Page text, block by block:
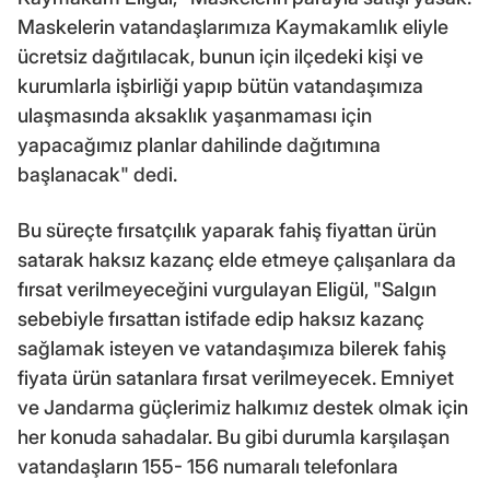
Maskelerin vatandaşlarımıza Kaymakamlık eliyle
ücretsiz dağıtılacak, bunun için ilçedeki kişi ve
kurumlarla işbirliği yapıp bütün vatandaşımıza
ulaşmasında aksaklık yaşanmaması için
yapacağımız planlar dahilinde dağıtımına
başlanacak" dedi.
Bu süreçte fırsatçılık yaparak fahiş fiyattan ürün
satarak haksız kazanç elde etmeye çalışanlara da
fırsat verilmeyeceğini vurgulayan Eligül, "Salgın
sebebiyle fırsattan istifade edip haksız kazanç
sağlamak isteyen ve vatandaşımıza bilerek fahiş
fiyata ürün satanlara fırsat verilmeyecek. Emniyet
ve Jandarma güçlerimiz halkımız destek olmak için
her konuda sahadalar. Bu gibi durumla karşılaşan
vatandaşların 155- 156 numaralı telefonlara